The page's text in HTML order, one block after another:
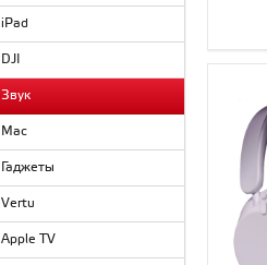
Лимонный
Облачный розовый
Огненно-красный
Оранжевый
Оружейный металл
Песочный
iPad
DJI
Звук
Mac
Гаджеты
Vertu
Apple TV